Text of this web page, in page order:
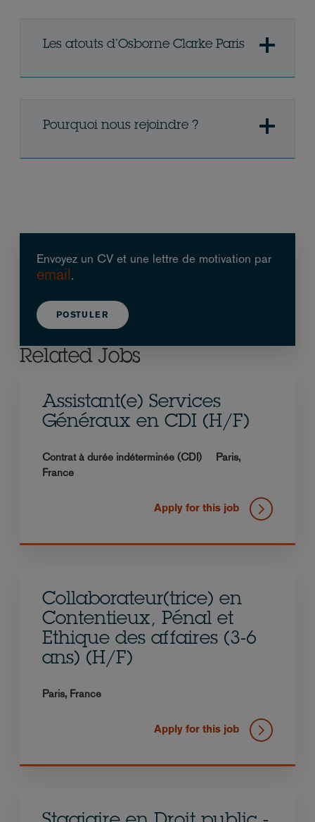
Les atouts d’Osborne Clarke Paris
Pourquoi nous rejoindre ?
Envoyez un CV et une lettre de motivation par
email.
POSTULER
Related Jobs
Assistant(e) Services
Généraux en CDI (H/F)
Contrat à durée indéterminée (CDI)
Paris,
France
Apply for this job
Collaborateur(trice) en
Contentieux, Pénal et
Ethique des affaires (3-6
ans) (H/F)
Paris, France
Apply for this job